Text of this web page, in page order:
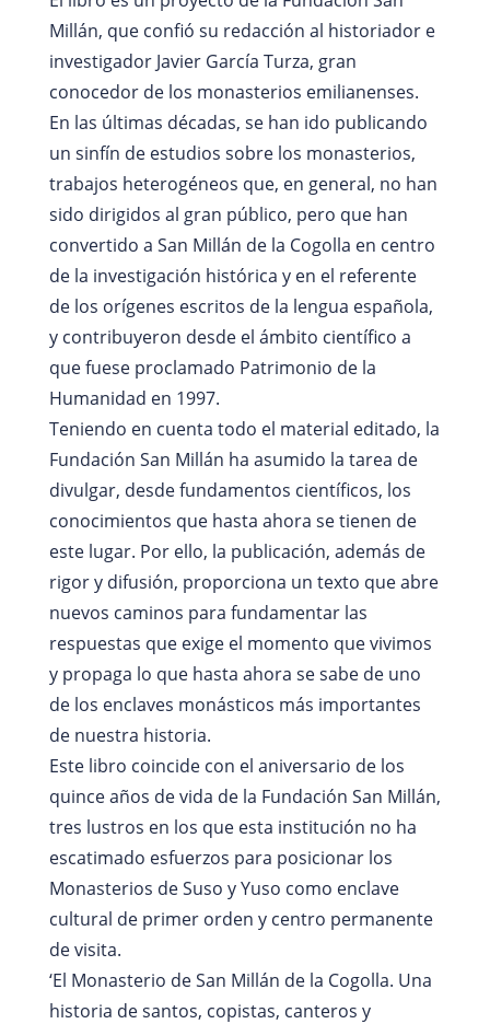
Millán, que confió su redacción al historiador e
investigador Javier García Turza, gran
conocedor de los monasterios emilianenses.
En las últimas décadas, se han ido publicando
un sinfín de estudios sobre los monasterios,
trabajos heterogéneos que, en general, no han
sido dirigidos al gran público, pero que han
convertido a San Millán de la Cogolla en centro
de la investigación histórica y en el referente
de los orígenes escritos de la lengua española,
y contribuyeron desde el ámbito científico a
que fuese proclamado Patrimonio de la
Humanidad en 1997.
Teniendo en cuenta todo el material editado, la
Fundación San Millán ha asumido la tarea de
divulgar, desde fundamentos científicos, los
conocimientos que hasta ahora se tienen de
este lugar. Por ello, la publicación, además de
rigor y difusión, proporciona un texto que abre
nuevos caminos para fundamentar las
respuestas que exige el momento que vivimos
y propaga lo que hasta ahora se sabe de uno
de los enclaves monásticos más importantes
de nuestra historia.
Este libro coincide con el aniversario de los
quince años de vida de la Fundación San Millán,
tres lustros en los que esta institución no ha
escatimado esfuerzos para posicionar los
Monasterios de Suso y Yuso como enclave
cultural de primer orden y centro permanente
de visita.
‘El Monasterio de San Millán de la Cogolla. Una
historia de santos, copistas, canteros y